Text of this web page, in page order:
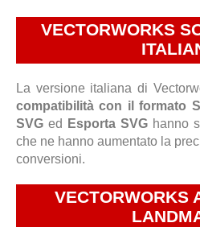
VECTORWORKS
La versione italiana di
compatibilità con il formato
SVG ed Esporta SVG hanno
che ne hanno aumentato la
conversioni.
VECTORWORKS